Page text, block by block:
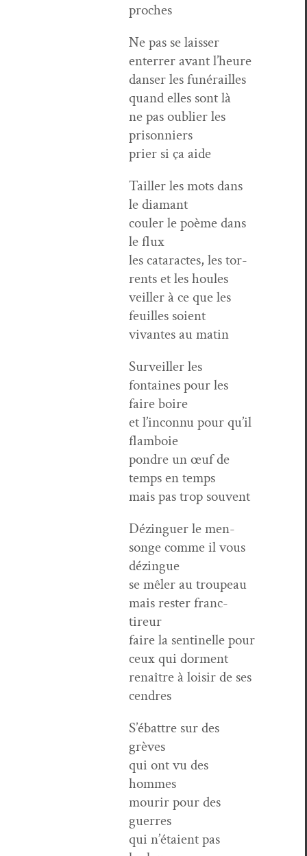
proches
Ne pas se laiss­er
enter­rer avant l’heure
danser les funérailles
quand elles sont là
ne pas oubli­er les
prisonniers
prier si ça aide
Tailler les mots dans
le diamant
couler le poème dans
le flux
les cataractes, les tor­
rents et les houles
veiller à ce que les
feuilles soient
vivantes au matin
Sur­veiller les
fontaines pour les
faire boire
et l’in­con­nu pour qu’il
flamboie
pon­dre un œuf de
temps en temps
mais pas trop souvent
Dézinguer le men­
songe comme il vous
dézingue
se mêler au trou­peau
mais rester franc-
tireur
faire la sen­tinelle pour
ceux qui dorment
renaître à loisir de ses
cendres
S’é­bat­tre sur des
grèves
qui ont vu des
hommes
mourir pour des
guerres
qui n’é­taient pas